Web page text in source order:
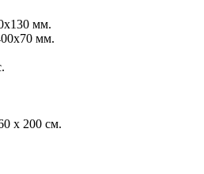
мм.
мм.
х 200 см.